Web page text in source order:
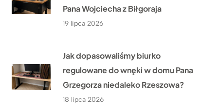
Pana Wojciecha z Biłgoraja
19 lipca 2026
Jak dopasowaliśmy biurko
regulowane do wnęki w domu Pana
Grzegorza niedaleko Rzeszowa?
18 lipca 2026